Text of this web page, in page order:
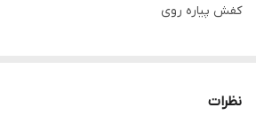
کفش پیاره روی
نظرات